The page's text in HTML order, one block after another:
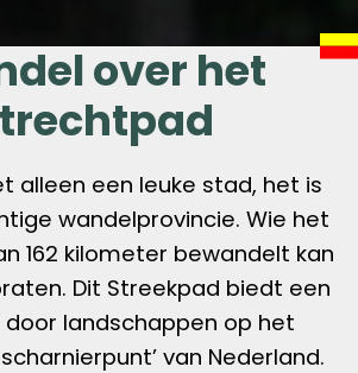
over het
alleen een leuke stad, het is
wandelprovincie. Wie het
162 kilometer bewandelt kan
Dit Streekpad biedt een
landschappen op het
van Nederland.